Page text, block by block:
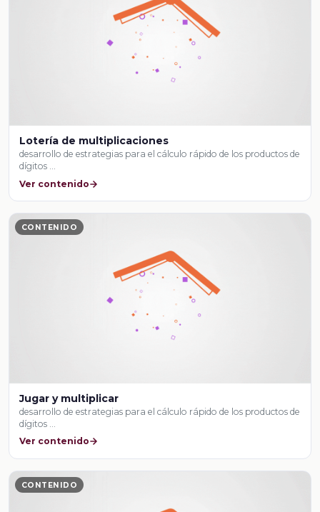
Lotería de multiplicaciones
desarrollo de estrategias para el cálculo rápido de los productos de
dígitos …
Ver contenido
CONTENIDO
Jugar y multiplicar
desarrollo de estrategias para el cálculo rápido de los productos de
dígitos …
Ver contenido
CONTENIDO